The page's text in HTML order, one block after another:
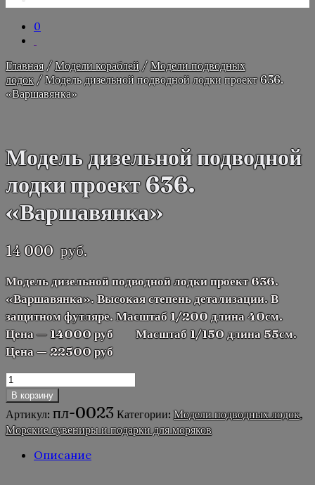
0
Главная/Модели кораблей /Модели подводных
лодок/ Модель дизельной подводной лодки проект 636.
«Варшавянка»
Модель дизельной подводной
лодки проект 636.
«Варшавянка»
14 000 руб.
Модель дизельной подводной лодки проект 636.
«Варшавянка». Высокая степень детализации. В
защитном футляре. Масштаб 1/200 длина 40см.
Цена — 14000 руб Масштаб 1/150 длина 55см.
Цена — 22500 руб
Количество
товара
Модель
дизельной
подводной
лодки
проект
В корзину
Артикул: пл-0023 Категории:Модели подводных лодок,
Морские сувениры и подарки для моряков
Описание